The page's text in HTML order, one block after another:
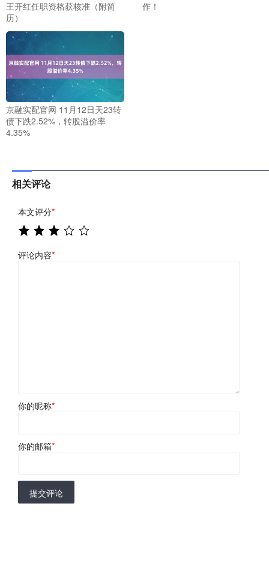
王开红任职资格获核准（附简
历）
作！
京融实配官网 11月12日天23转
债下跌2.52%，转股溢价率
4.35%
相关评论
本文评分*
评论内容*
你的昵称*
你的邮箱*
提交评论